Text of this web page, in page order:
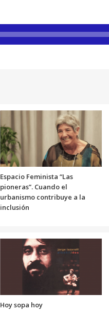
Espacio Feminista “Las
pioneras”. Cuando el
urbanismo contribuye a la
inclusión
Hoy sopa hoy